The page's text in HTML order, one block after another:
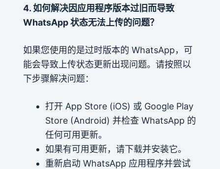
4. 如何解决因应用程序版本过旧而导致
WhatsApp 状态无法上传的问题？
如果您使用的是过时版本的 WhatsApp，可
能会导致上传状态更新出现问题。请按照以
下步骤解决问题：
打开 App Store (iOS) 或 Google Play
Store (Android) 并检查 WhatsApp 的
任何可用更新。
如果有可用更新，请下载并安装它。
重新启动 WhatsApp 应用程序并尝试